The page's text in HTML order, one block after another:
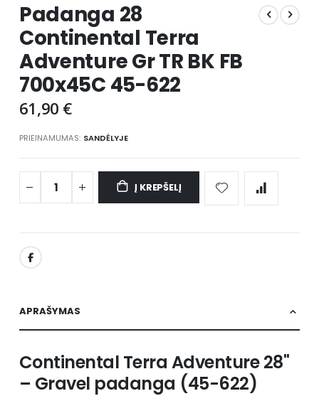
to
the
beginning
of
the
images
gallery
Padanga 28
Continental Terra
Adventure Gr TR BK FB
700x45C 45-622
61,90 €
PRIEINAMUMAS: SANDĖLYJE
Į KREPŠELĮ
APRAŠYMAS
Continental Terra Adventure 28"
– Gravel padanga (45-622)